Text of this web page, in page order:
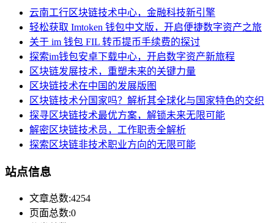
云南工行区块链技术中心，金融科技新引擎
轻松获取 Imtoken 钱包中文版，开启便捷数字资产之旅
关于 im 钱包 FIL 转币提币手续费的探讨
探索im钱包安卓下载中心，开启数字资产新旅程
区块链发展技术，重塑未来的关键力量
区块链技术在中国的发展版图
区块链技术分国家吗？解析其全球化与国家特色的交织
探寻区块链技术最优方案，解锁未来无限可能
解密区块链技术员，工作职责全解析
探索区块链非技术职业方向的无限可能
站点信息
文章总数:4254
页面总数:0